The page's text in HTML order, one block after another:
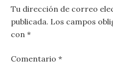
Tu dirección de correo
publicada. Los campos
con*
Comentario*